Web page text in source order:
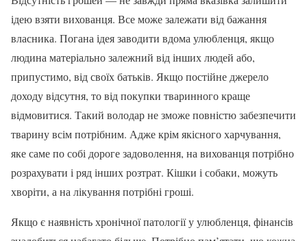
ідею взяти вихованця. Все може залежати від бажання
власника. Погана ідея заводити вдома улюбленця, якщо
людина матеріально залежний від інших людей або,
припустимо, від своїх батьків. Якщо постійне джерело
доходу відсутня, то від покупки тваринного краще
відмовитися. Такий володар не зможе повністю забезпечити
тварину всім потрібним. Адже крім якісного харчування,
яке саме по собі дороге задоволення, на вихованця потрібно
розрахувати і ряд інших розтрат. Кішки і собаки, можуть
хворіти, а на лікування потрібні гроші.
Якщо є наявність хронічної патології у улюбленця, фінансів